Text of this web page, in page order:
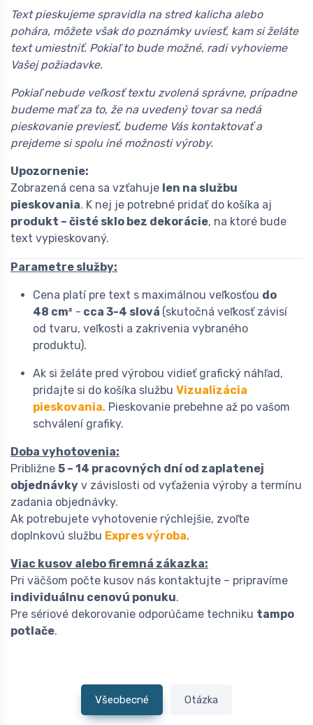
Text pieskujeme spravidla na stred kalicha alebo
pohára, môžete však do poznámky uviesť, kam si želáte
text umiestniť. Pokiaľ to bude možné, radi vyhovieme
Vašej požiadavke.
Pokiaľ nebude veľkosť textu zvolená správne, prípadne
budeme mať za to, že na uvedený tovar sa nedá
pieskovanie previesť, budeme Vás kontaktovať a
prejdeme si spolu iné možnosti výroby.
Upozornenie:
Zobrazená cena sa vzťahuje len na službu
pieskovania. K nej je potrebné pridať do košíka aj
produkt – čisté sklo bez dekorácie, na ktoré bude
text vypieskovaný.
Parametre služby:
Cena platí pre text s maximálnou veľkosťou do
48 cm² - cca 3-4 slová (skutočná veľkosť závisí
od tvaru, veľkosti a zakrivenia vybraného
produktu).
Ak si želáte pred výrobou vidieť grafický náhľad,
pridajte si do košíka službu Vizualizácia
pieskovania. Pieskovanie prebehne až po vašom
schválení grafiky.
Doba vyhotovenia:
Približne 5 – 14 pracovných dní od zaplatenej
objednávky v závislosti od vyťaženia výroby a termínu
zadania objednávky.
Ak potrebujete vyhotovenie rýchlejšie, zvoľte
doplnkovú službu Expres výroba.
Viac kusov alebo firemná zákazka:
Pri väčšom počte kusov nás kontaktujte – pripravíme
individuálnu cenovú ponuku.
Pre sériové dekorovanie odporúčame techniku tampo
potlače.
Všeobecné Otázka